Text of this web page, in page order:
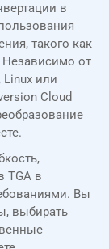
в
такого как
Независимо от
Linux или
Cloud
TGA в
Вы
выбирать